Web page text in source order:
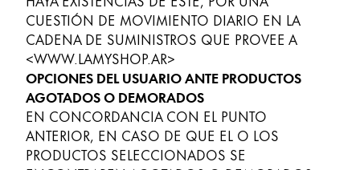
CUESTIÓN DE MOVIMIENTO DIARIO EN LA
CADENA DE SUMINISTROS QUE PROVEE A
<WWW.LAMYSHOP.AR>
OPCIONES DEL USUARIO ANTE PRODUCTOS
AGOTADOS O DEMORADOS
EN CONCORDANCIA CON EL PUNTO
ANTERIOR, EN CASO DE QUE EL O LOS
PRODUCTOS SELECCIONADOS SE